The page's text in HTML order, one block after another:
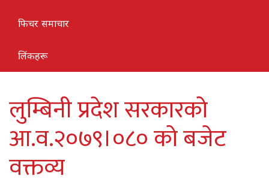
फिचर समाचार
लिंकहरू
लुम्बिनी प्रदेश सरकारको
आ.व.२०७९।०८० को बजेट
वक्तव्य